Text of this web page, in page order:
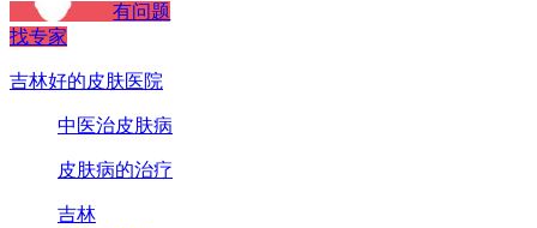
有问题
找专家
吉林好的皮肤医院
中医治皮肤病
皮肤病的治疗
吉林